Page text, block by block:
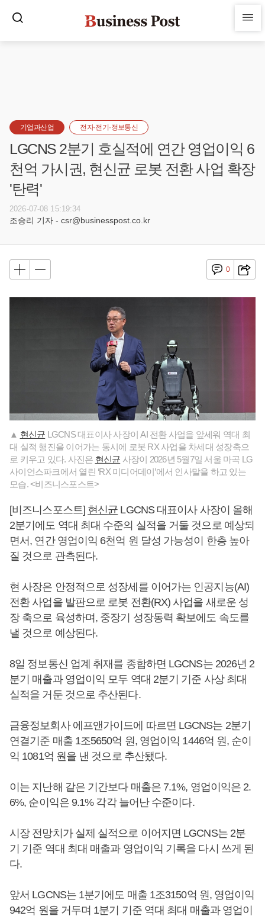
기업과산업 전자·전기·정보통신
LGCNS 2분기 호실적에 연간 영업이익 6
천억 가시권, 현신균 로봇 전환 사업 확장
'탄력'
2026-07-08 15:19:34
조승리 기자 - csr@businesspost.co.kr
0
▲ 현신균 LGCNS 대표이사 사장이 AI 전환 사업을 앞세워 역대 최
대 실적 행진을 이어가는 동시에 로봇 RX 사업을 차세대 성장축으
로 키우고 있다. 사진은 현신균 사장이 2026년 5월7일 서울 마곡 LG
사이언스파크에서 열린 ‘RX 미디어데이’에서 인사말을 하고 있는
모습. <비즈니스포스트>
[비즈니스포스트] 현신균 LGCNS 대표이사 사장이 올해
2분기에도 역대 최대 수준의 실적을 거둘 것으로 예상되
면서, 연간 영업이익 6천억 원 달성 가능성이 한층 높아
질 것으로 관측된다.
현 사장은 안정적으로 성장세를 이어가는 인공지능(AI)
전환 사업을 발판으로 로봇 전환(RX) 사업을 새로운 성
장 축으로 육성하며, 중장기 성장동력 확보에도 속도를
낼 것으로 예상된다.
8일 정보통신 업계 취재를 종합하면 LGCNS는 2026년 2
분기 매출과 영업이익 모두 역대 2분기 기준 사상 최대
실적을 거둔 것으로 추산된다.
금융정보회사 에프앤가이드에 따르면 LGCNS는 2분기
연결기준 매출 1조5650억 원, 영업이익 1446억 원, 순이
익 1081억 원을 낸 것으로 추산됐다.
이는 지난해 같은 기간보다 매출은 7.1%, 영업이익은 2.
6%, 순이익은 9.1% 각각 늘어난 수준이다.
시장 전망치가 실제 실적으로 이어지면 LGCNS는 2분
기 기준 역대 최대 매출과 영업이익 기록을 다시 쓰게 된
다.
앞서 LGCNS는 1분기에도 매출 1조3150억 원, 영업이익
942억 원을 거두며 1분기 기준 역대 최대 매출과 영업이